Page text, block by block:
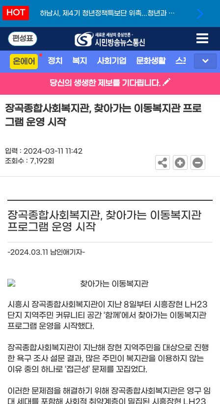
HOT
보단 위촉...청년과 함
링 위의 땀방울, 광주의 자부심으로
편성표
온에어 정치 복지 사회기업 문화생활 스포츠 지
당신의 생생한 제보를 기다립니다.
장곡종합사회복지관, 찾아가는 이동복지관 프로
그램 운영 시작
입력 : 2024-03-11 11:42
조회수 : 7,192회
장곡종합사회복지관, 찾아가는 이동복지관
프로그램 운영 시작
-2024.03.11 남인애기자-
시흥시 장곡종합사회복지관이 지난 8일부터 시흥장현 LH23
단지 지역주민 커뮤니티 공간 ‘함께’에서 찾아가는 이동복지관
프로그램 운영을 시작했다.
장곡종합사회복지관이 지난해 장현 지역주민을 대상으로 진행
한 욕구 조사 설문 결과, 많은 주민이 복지관을 이용하지 않는
이유 중의 하나로 ‘접근성’ 문제를 꼬집었다.
이러한 문제점을 해결하기 위해 장곡종합사회복지관은 영구 임
대 세대를 포함해 사회적 취약계층이 밀집된 시흥장현 LH23